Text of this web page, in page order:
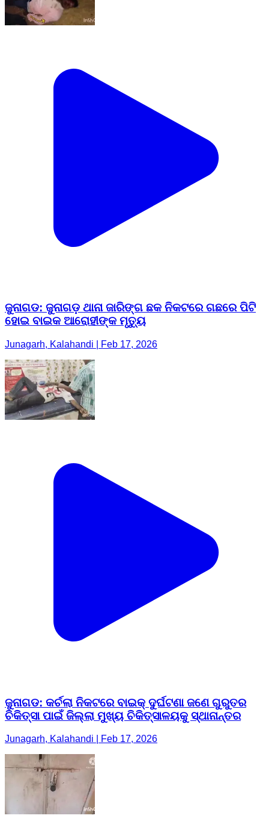
ଜୁନାଗଡ: ଜୁନାଗଡ଼ ଥାନା ଜାରିଙ୍ଗ ଛକ ନିକଟରେ ଗଛରେ ପିଟି
ହୋଇ ବାଇକ ଆରୋହୀଙ୍କ ମୃତ୍ୟୁ
Junagarh, Kalahandi | Feb 17, 2026
ଜୁନାଗଡ: କର୍ଚଲା ନିକଟରେ ବାଇକ୍ ଦୁର୍ଘଟଣା ଜଣେ ଗୁରୁତର
ଚିକିତ୍ସା ପାଇଁ ଜିଲ୍ଲା ମୁଖ୍ୟ ଚିକିତ୍ସାଳୟକୁ ସ୍ଥାନାନ୍ତର
Junagarh, Kalahandi | Feb 17, 2026